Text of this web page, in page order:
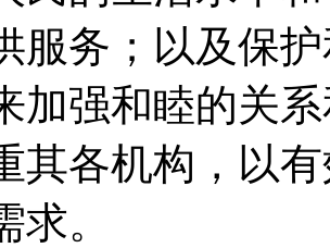
服务；以及保
加强和睦的关
其各机构，以
求。